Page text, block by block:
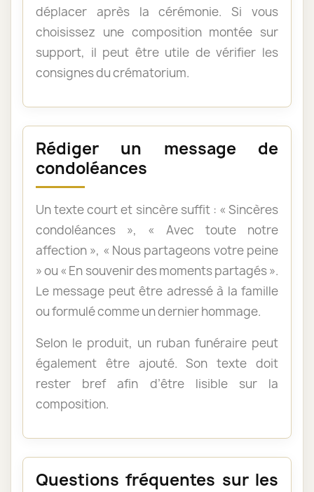
déplacer après la cérémonie. Si vous
choisissez une composition montée sur
support, il peut être utile de vérifier les
consignes du crématorium.
Rédiger un message de
condoléances
Un texte court et sincère suffit : « Sincères
condoléances », « Avec toute notre
affection », « Nous partageons votre peine
» ou « En souvenir des moments partagés ».
Le message peut être adressé à la famille
ou formulé comme un dernier hommage.
Selon le produit, un ruban funéraire peut
également être ajouté. Son texte doit
rester bref afin d’être lisible sur la
composition.
Questions fréquentes sur les